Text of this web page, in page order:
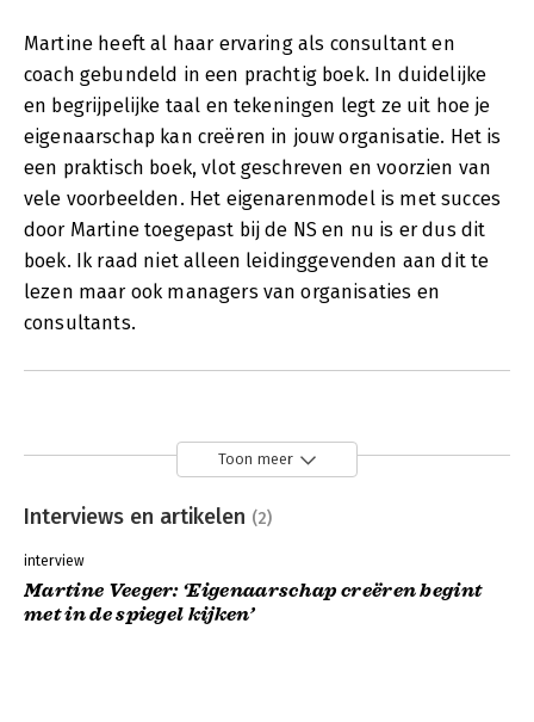
Martine heeft al haar ervaring als consultant en
coach gebundeld in een prachtig boek. In duidelijke
en begrijpelijke taal en tekeningen legt ze uit hoe je
eigenaarschap kan creëren in jouw organisatie. Het is
een praktisch boek, vlot geschreven en voorzien van
vele voorbeelden. Het eigenarenmodel is met succes
door Martine toegepast bij de NS en nu is er dus dit
boek. Ik raad niet alleen leidinggevenden aan dit te
lezen maar ook managers van organisaties en
consultants.
Toon meer
Interviews en artikelen (2)
interview
Martine Veeger: ‘Eigenaarschap creëren begint
met in de spiegel kijken’